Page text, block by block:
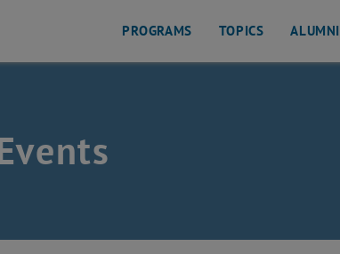
PROGRAMS TOPICS ALUMNI